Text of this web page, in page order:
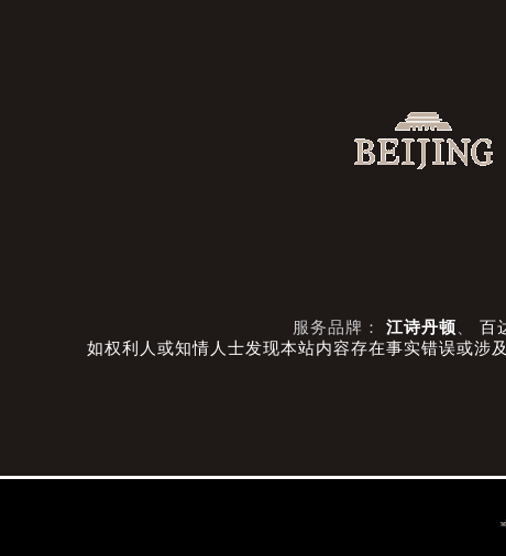
服务品牌： 江诗丹顿 百
如权利人或知情人士发现本站内容存在事实错误或涉